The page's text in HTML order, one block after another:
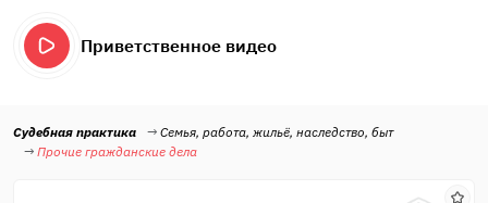
Приветственное видео
Судебная практика
Семья, работа, жильё, наследство, быт
Прочие гражданские дела